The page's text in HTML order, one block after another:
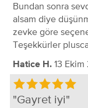
Bundan sonra
alsam diye
zevke göre
Teşekkürler
Hatice H. 13 Ekim
Gayret iyi